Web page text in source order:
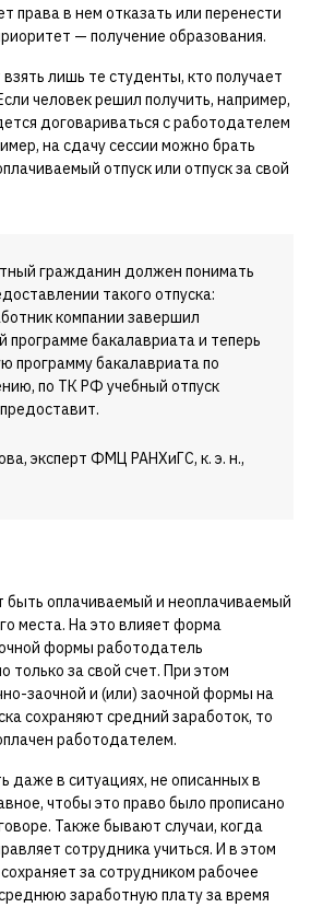
права в нем отказать или перенести
— получение образования.
взять лишь те студенты, кто получает
человек решил получить, например,
договариваться с работодателем
на сдачу сессии можно брать
отпуск или отпуск за свой
гражданин должен понимать
такого отпуска:
компании завершил
программе бакалавриата и теперь
программу бакалавриата по
по ТК РФ учебный отпуск
эксперт ФМЦ РАНХиГС, к. э. н.,
быть оплачиваемый и неоплачиваемый
места. На это влияет форма
формы работодатель
только за свой счет. При этом
заочной и (или) заочной формы на
сохраняют средний заработок, то
работодателем.
даже в ситуациях, не описанных в
чтобы это право было прописано
Также бывают случаи, когда
сотрудника учиться. И в этом
за сотрудником рабочее
заработную плату за время